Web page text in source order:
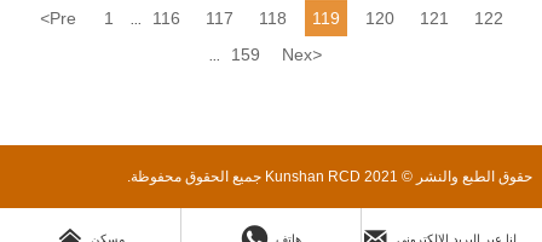
<Pre 1 116 117 118 119 120 121 122
159 Nex>
حقوق الطبع والنشر © 2021 Kunshan RCD جميع الحقوق محفوظة.
مسكن هاتف